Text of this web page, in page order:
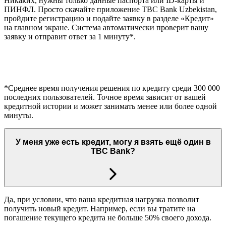
ПИНФЛ. Просто скачайте приложение TBC Bank Uzbekistan,
пройдите регистрацию и подайте заявку в разделе «Кредит»
на главном экране. Система автоматически проверит вашу
заявку и отправит ответ за 1 минуту*.
*Среднее время получения решения по кредиту среди 300 000
последних пользователей. Точное время зависит от вашей
кредитной истории и может занимать менее или более одной
минуты.
У меня уже есть кредит, могу я взять ещё один в
TBC Bank?
Да, при условии, что ваша кредитная нагрузка позволит
получить новый кредит. Например, если вы тратите на
погашение текущего кредита не больше 50% своего дохода.